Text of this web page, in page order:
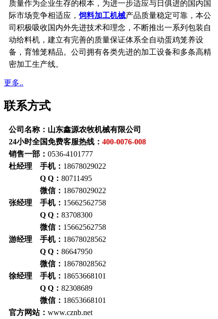
质量作为企业生存的根本， 为进一步适应与日俱进的国内国
际市场竞争相适应，饲料加工机械产品质量稳定可靠， 本公
司积极吸收国内外先进技术和理念，不断推出一系列包装自
动给料机，建立有完善的质量保证体系全自动蛋鸡笼养设
备，育雏笼精品。公司拥有各类先进的加工设备和多条高精
密加工生产线。
更多..
联系方式
公司名称：山东鑫源农牧机械有限公司
24小时全国免费客服热线： 400-0076-008
销售一部： 0536-4101777
杜经理 手机： 18678029022
Q Q： 80711495
微信： 18678029022
张经理 手机： 15662562758
Q Q： 83708300
微信： 15662562758
游经理 手机： 18678028562
Q Q： 86647950
微信： 18678028562
徐经理 手机： 18653668101
Q Q： 82308689
微信： 18653668101
官方网站： www.cznb.net